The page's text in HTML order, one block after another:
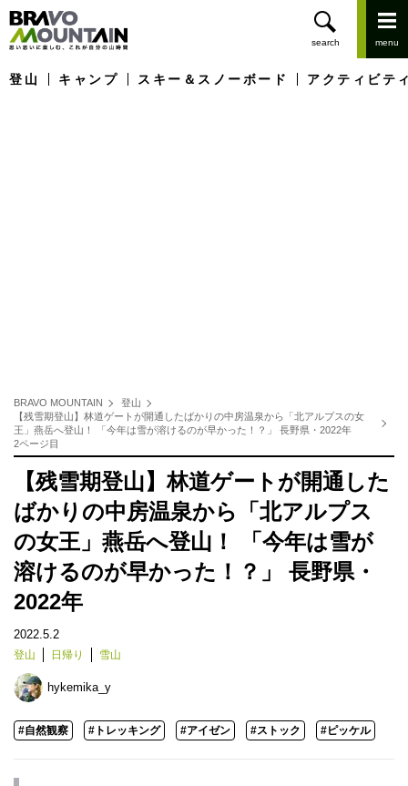
登山 キャンプ スキー＆スノーボード アクティビテ
BRAVO MOUNTAIN
登山
【残雪期登山】林道ゲートが開通したばかりの中房温泉から「北アルプスの女
王」燕岳へ登山！ 「今年は雪が溶けるのが早かった！？」 長野県・2022年
2ページ目
【残雪期登山】林道ゲートが開通した
ばかりの中房温泉から「北アルプス
の女王」燕岳へ登山！ 「今年は雪が
溶けるのが早かった！？」 長野県・
2022年
2022.5.2
登山 日帰り 雪山
hykemika_y
#自然観察 #トレッキング #アイゼン #ストック #ピッケル